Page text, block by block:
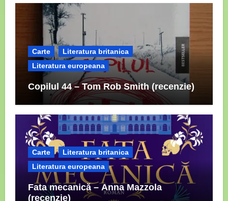
Carte
Literatura britanica
Literatura europeana
Copilul 44 – Tom Rob Smith (recenzie)
Carte
Literatura britanica
Literatura europeana
Fata mecanică – Anna Mazzola
(recenzie)